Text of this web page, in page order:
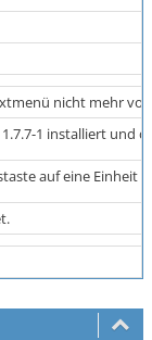
nicht mehr
1 installiert und
auf eine Einheit